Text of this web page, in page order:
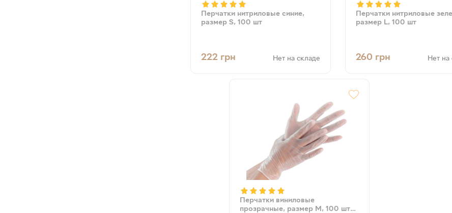
Перчатки нитриловые синие,
размер S, 100 шт
222 грн Нет на складе
Перчатки нитриловые
размер L, 100 шт
260 грн Нет на
Перчатки виниловые
прозрачные, размер М, 100 шт